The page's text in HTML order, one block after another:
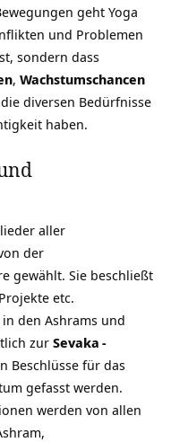
geht Yoga
und Problemen
sondern dass
, Wachstumschancen
diversen Bedürfnisse
haben.
aller
der
gewählt. Sie beschließt
etc.
in den Ashrams und
zur Sevaka -
Beschlüsse für das
gefasst werden.
werden von allen